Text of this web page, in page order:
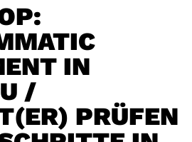
IN
/
PRÜFEN